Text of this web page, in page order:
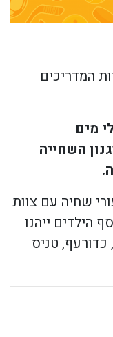
המדריכים
מים
השחייה
שחיה עם צוות
הילדים ייהנו
כדורעף, טניס